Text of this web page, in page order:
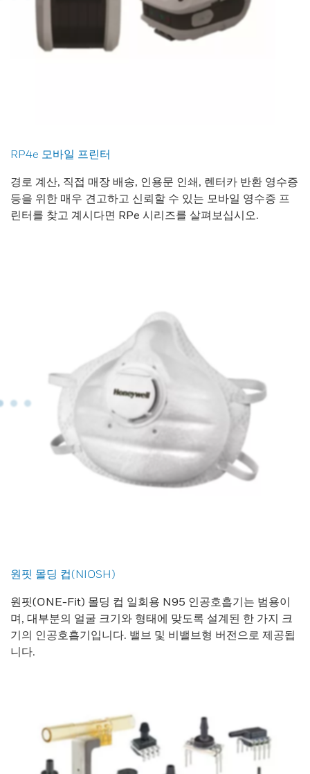
RP4e 모바일 프린터
경로 계산, 직접 매장 배송, 인용문 인쇄, 렌터카 반환 영수증
등을 위한 매우 견고하고 신뢰할 수 있는 모바일 영수증 프
린터를 찾고 계시다면 RPe 시리즈를 살펴보십시오.
원핏 몰딩 컵(NIOSH)
원핏(ONE-Fit) 몰딩 컵 일회용 N95 인공호흡기는 범용이
며, 대부분의 얼굴 크기와 형태에 맞도록 설계된 한 가지 크
기의 인공호흡기입니다. 밸브 및 비밸브형 버전으로 제공됩
니다.